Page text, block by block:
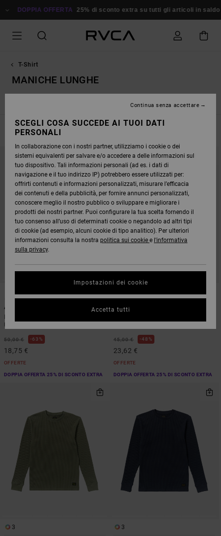
ALLA
DOPPIA OFFERTA 25% di sconto extra su tutti gli articoli in saldo
T-Shirt
MANICHE LUNGHE
Magliette Sportive Magliette con logo
FILTRA E ORDINA
SALTA
CRITERI
FILTRO
VISUALIZZA
Antonia Figueiredo Birds
Uomo
50,00 € 63%
18,75 €
OFFERTE
DOPPIA OFFERTA 25% DI SCONTO EXTRA
Retract
45,00 € 48%
23,62 €
OFFERTE
DOPPIA OFFERTA 25% DI SCONTO EXTRA
3 3
SCEGLI COSA SUCCEDE AI TUOI DATI
PERSONALI
In collaborazione con i nostri partner, utilizziamo i cookie o dei
sistemi equivalenti per salvare e/o accedere a delle informazioni sul
tuo dispositivo. Tali informazioni personali (ad es. i dati di
navigazione e il tuo indirizzo IP) potrebbero essere utilizzati per:
offrirti contenuti e informazioni personalizzati, misurare l’efficacia
dei contenuti e della pubblicità, per fornire annunci personalizzati,
conoscere meglio il nostro pubblico o sviluppare e migliorare i
prodotti dei nostri partner. Puoi configurare la tua scelta fornendo il
tuo consenso all’uso di determinati cookie o negandolo ad altri tipi
di cookie (ad esempio, alcuni cookie di tipo analitico). Per ulteriori
informazioni consulta la nostra politica sui cookie e l'informativa
sulla privacy.
Impostazioni dei cookie
Continua senza accettare
Accetta tutti